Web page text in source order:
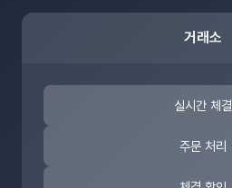
거래소
실시간 체결
주문 처리